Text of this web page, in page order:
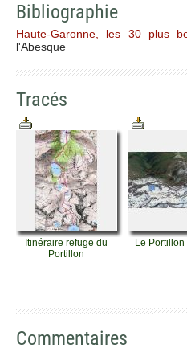
Bibliographie
Haute-Garonne, les 30 plus
l'Abesque
Tracés
Itinéraire refuge du
Portillon
Le
Commentaires